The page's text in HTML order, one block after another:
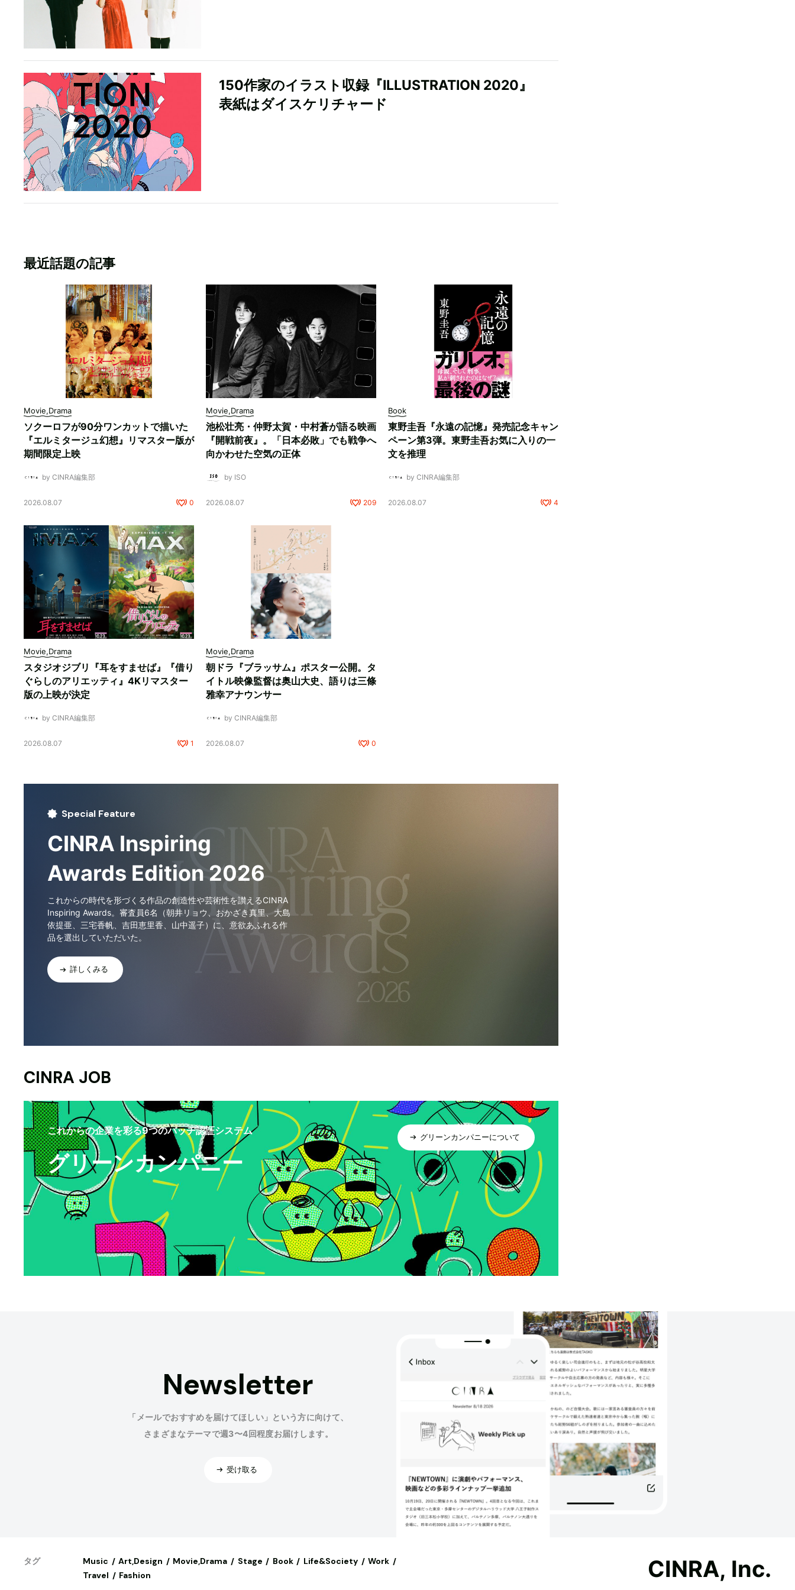
150作家のイラスト収録『ILLUSTRATION 2020』
表紙はダイスケリチャード
最近話題の記事
Movie,Drama
ソクーロフが90分ワンカットで描いた
『エルミタージュ幻想』リマスター版が
期間限定上映
by CINRA編集部
2026.08.07 0
Movie,Drama
池松壮亮・仲野太賀・中村蒼が語る映画
『開戦前夜』。「日本必敗」でも戦争へ
向かわせた空気の正体
by ISO
2026.08.07 209
Book
東野圭吾『永遠の記憶』発売記念キャン
ペーン第3弾。東野圭吾お気に入りの一
文を推理
by CINRA編集部
2026.08.07 4
Movie,Drama
スタジオジブリ『耳をすませば』『借り
ぐらしのアリエッティ』4Kリマスター
版の上映が決定
by CINRA編集部
2026.08.07 1
Movie,Drama
朝ドラ『ブラッサム』ポスター公開。タ
イトル映像監督は奥山大史、語りは三條
雅幸アナウンサー
by CINRA編集部
2026.08.07 0
Special Feature
CINRA Inspiring
Awards Edition 2026
これからの時代を形づくる作品の創造性や芸術性を讃えるCINRA
Inspiring Awards。審査員6名（朝井リョウ、おかざき真里、大島
依提亜、三宅香帆、吉田恵里香、山中遥子）に、意欲あふれる作
品を選出していただいた。
詳しくみる
CINRA JOB
これからの企業を彩る9つのバッヂ認証システム
グリーンカンパニー
グリーンカンパニーについて
Newsletter
「メールでおすすめを届けてほしい」という方に向けて、
さまざまなテーマで週3〜4回程度お届けします。
受け取る
タグ Music Art,Design Movie,Drama Stage Book Life&Society
Work
Travel
Fashion CINRA, Inc.